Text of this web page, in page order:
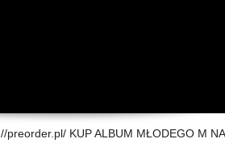
preorder.pl/ KUP ALBUM MŁODEGO M NA